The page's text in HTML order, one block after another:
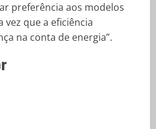
preferência aos modelos
vez que a eficiência
na conta de energia”.